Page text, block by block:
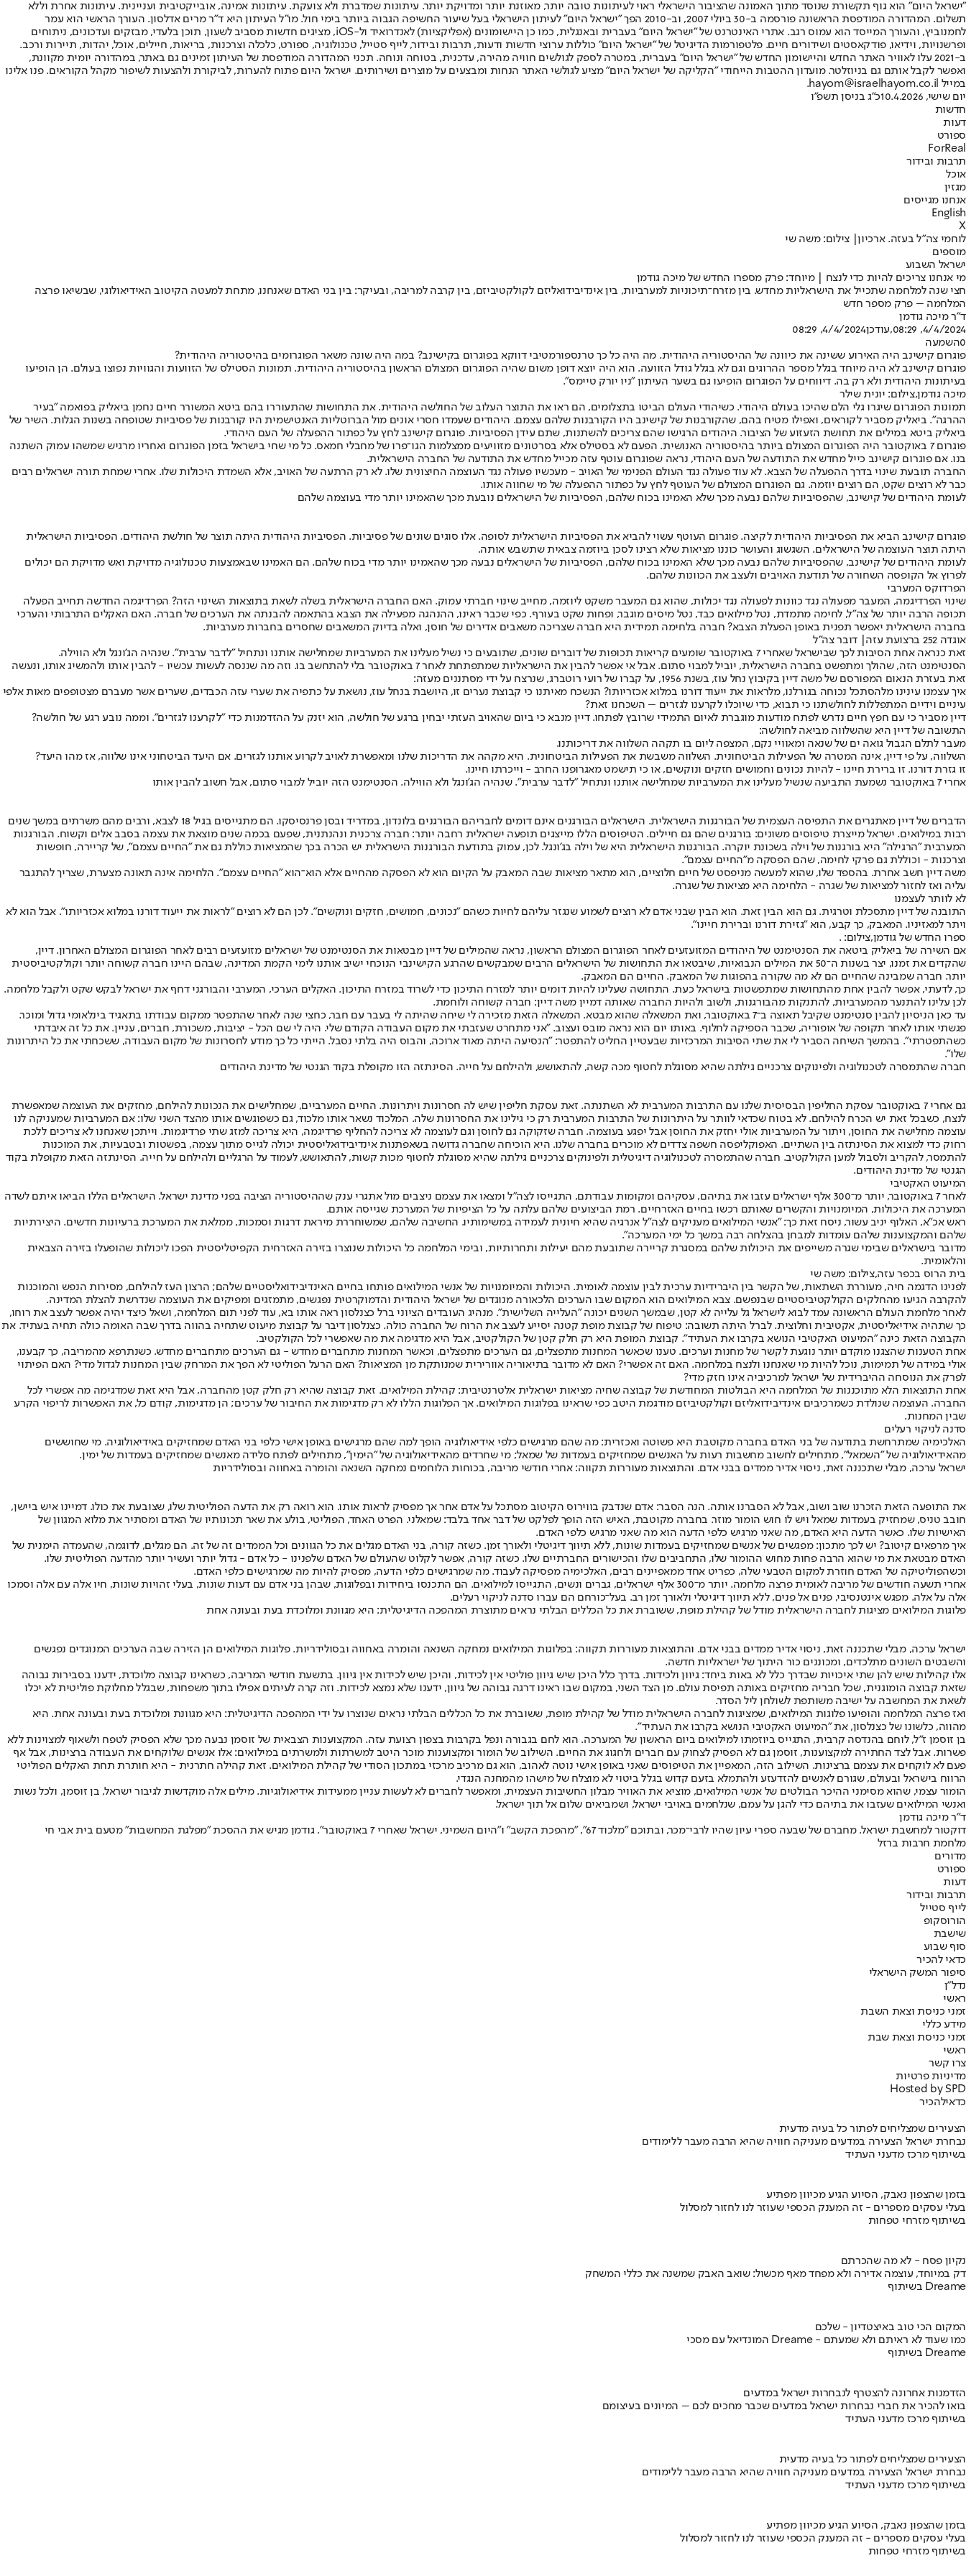
"ישראל היום" הוא גוף תקשורת שנוסד מתוך האמונה שהציבור הישראלי ראוי לעיתונות טובה יותר, מאוזנת יותר ומדויקת יותר. עיתונות שמדברת ולא צועקת. עיתונות אמינה, אובייקטיבית ועניינית. עיתונות אחרת וללא
תשלום. המהדורה המודפסת הראשונה פורסמה ב-30 ביולי 2007, וב-2010 הפך "ישראל היום" לעיתון הישראלי בעל שיעור החשיפה הגבוה ביותר בימי חול. מו"ל העיתון היא ד"ר מרים אדלסון. העורך הראשי הוא עמר
לחמנוביץ, והעורך המייסד הוא עמוס רגב. אתרי האינטרנט של "ישראל היום" בעברית ובאנגלית, כמו כן היישומונים (אפליקציות) לאנדרואיד ול-iOS, מציגים חדשות מסביב לשעון, תוכן בלעדי, מבזקים ועדכונים, ניתוחים
ופרשנויות, וידיאו, פודקאסטים ושידורים חיים. פלטפורמות הדיגיטל של "ישראל היום" כוללות ערוצי חדשות ודעות, תרבות ובידור, לייף סטייל, טכנולוגיה, ספורט, כלכלה וצרכנות, בריאות, חיילים, אוכל, יהדות, תיירות ורכב.
ב-2021 עלו לאוויר האתר החדש והיישומון החדש של "ישראל היום" בעברית, במטרה לספק לגולשים חוויה מהירה, עדכנית, בטוחה ונוחה. תכני המהדורה המודפסת של העיתון זמינים גם באתר, במהדורה יומית מקוונת,
ואפשר לקבל אותם גם בניוזלטר. מועדון ההטבות הייחודי "הקליקה של ישראל היום" מציע לגולשי האתר הנחות ומבצעים על מוצרים ושירותים. ישראל היום פתוח להערות, לביקורת ולהצעות לשיפור מקהל הקוראים. פנו אלינו
במייל hayom@israelhayom.co.il.
יום שישי, 10.4.2026
כ"ג בניסן תשפ"ו
חדשות
דעות
ספורט
ForReal
תרבות ובידור
אוכל
מגזין
אנחנו מגייסים
English
X
לוחמי צה"ל בעזה. ארכיון| צילום: משה שי
מוספים
ישראל השבוע
מי אנחנו צריכים להיות כדי לנצח | מיוחד: פרק מספרו החדש של מיכה גודמן
חצי שנה למלחמה שתכייל את הישראליות מחדש. בין מזרח־תיכוניות למערביות, בין אינדיבידואליזם לקולקטיביזם, בין קרבה למריבה, ובעיקר: בין בני האדם שאנחנו, מתחת למעטה הקיטוב האידיאולוגי, שבשיאו פרצה
המלחמה – פרק מספר חדש
ד"ר מיכה גודמן
4/4/2024, 08:29
,עודכן4/4/2024, 08:29
0השמעה
פוגרום קישינב היה האירוע ששינה את כיוונה של ההיסטוריה היהודית. מה היה כל כך טרנספורמטיבי דווקא בפוגרום בקישינב? במה היה שונה משאר הפוגרומים בהיסטוריה היהודית?
פוגרום קישינב לא היה מיוחד בגלל מספר ההרוגים וגם לא בגלל גודל הזוועה. הוא היה יוצא דופן משום שהיה הפוגרום המצולם הראשון בהיסטוריה היהודית. תמונות הסטילס של הזוועות והגוויות נפוצו בעולם. הן הופיעו
בעיתונות היהודית ולא רק בה. דיווחים על הפוגרום הופיעו גם בשער העיתון "ניו יורק טיימס".
מיכה גודמן,צילום: יונית שילר
תמונות הפוגרום שיגרו גלי הלם שהיכו בעולם היהודי. כשיהודי העולם הביטו בתצלומים, הם ראו את התוצר העלוב של החולשה היהודית. את התחושות שהתעוררו בהם ביטא המשורר חיים נחמן ביאליק בפואמה "בעיר
ההרגה". ביאליק מסביר לקוראים, ואפילו מטיח בהם, שהקורבנות של קישינב היו הקורבנות שלהם עצמם. היהודים שעמדו חסרי אונים מול הברוטליות האנטישמית היו קורבנות של פסיביות שטופחה בשנות הגלות. השיר של
ביאליק ביטא במילים את תחושת הזעזוע של הציבור. היהודים הרגישו שהם צריכים להשתנות, שתם עידן הפסיביות. פוגרום קישינב לחץ על כפתור ההפעלה של העם היהודי.
פוגרום 7 באוקטובר היה הפוגרום המצולם ביותר בהיסטוריה האנושית. הפעם לא בסטילס אלא בסרטונים מזוויעים ממצלמות הגו־פרו של מחבלי חמאס. כל מי שחי בישראל בזמן הפוגרום ואחריו מרגיש שמשהו עמוק השתנה
בנו. אם פוגרום קישינב כייל מחדש את התודעה של העם היהודי, נראה שפוגרום עוטף עזה מכייל מחדש את התודעה של החברה הישראלית.
החברה תובעת שינוי בדרך ההפעלה של הצבא. לא עוד פעולה נגד העולם הפנימי של האויב - מעכשיו פעולה נגד העוצמה החיצונית שלו. לא רק הרתעה של האויב, אלא השמדת היכולות שלו. אחרי שמחת תורה ישראלים רבים
כבר לא רוצים שקט, הם רוצים יוזמה. גם הפוגרום המצולם של העוטף לחץ על כפתור ההפעלה של מי שחווה אותו.
לעומת היהודים של קישינב, שהפסיביות שלהם נבעה מכך שלא האמינו בכוח שלהם, הפסיביות של הישראלים נובעת מכך שהאמינו יותר מדי בעוצמה שלהם
פוגרום קישינב הביא את הפסיביות היהודית לקיצה. פוגרום העוטף עשוי להביא את הפסיביות הישראלית לסופה. אלו סוגים שונים של פסיביות. הפסיביות היהודית היתה תוצר של חולשת היהודים. הפסיביות הישראלית
היתה תוצר העוצמה של הישראלים. השגשוג והעושר כוננו מציאות שלא רצינו לסכן ביוזמה צבאית שתשבש אותה.
לעומת היהודים של קישינב, שהפסיביות שלהם נבעה מכך שלא האמינו בכוח שלהם, הפסיביות של הישראלים נבעה מכך שהאמינו יותר מדי בכוח שלהם. הם האמינו שבאמצעות טכנולוגיה מדויקת ואש מדויקת הם יכולים
לפרוץ אל הקופסה השחורה של תודעת האויבים ולעצב את הכוונות שלהם.
הפרדוקס המערבי
שינוי הפרדיגמה, המעבר מפעולה נגד כוונות לפעולה נגד יכולות, שהוא גם המעבר משקט ליוזמה, מחייב שינוי חברתי עמוק. האם החברה הישראלית בשלה לשאת בתוצאות השינוי הזה? הפרדיגמה החדשה תחייב הפעלה
תכופה הרבה יותר של צה"ל, לחימה מתמדת, נטל מילואים כבד, נטל מיסים מוגבר, ופחות שקט בעורף. כפי שכבר ראינו, ההנהגה מפעילה את הצבא בהתאמה להבנתה את הערכים של חברה. האם האקלים התרבותי והערכי
בחברה הישראלית יאפשר תפנית באופן הפעלת הצבא? חברה בלחימה תמידית היא חברה שצריכה משאבים אדירים של חוסן, ואלה בדיוק המשאבים שחסרים בחברות מערביות.
אוגדה 252 ברצועת עזה| דובר צה"ל
זאת כנראה אחת הסיבות לכך שבישראל שאחרי 7 באוקטובר שומעים קריאות תכופות של דוברים שונים, שתובעים כי נשיל מעלינו את המערביות שמחלישה אותנו ונתחיל "לדבר ערבית". שנהיה הג'ונגל ולא הווילה.
הסנטימנט הזה, שהולך ומתפשט בחברה הישראלית, יוביל למבוי סתום. אבל אי אפשר להבין את הישראליות שמתפתחת לאחר 7 באוקטובר בלי להתחשב בו. וזה מה שננסה לעשות עכשיו - להבין אותו ולהמשיג אותו, ונעשה
זאת בעזרת הנאום המפורסם של משה דיין בקיבוץ נחל עוז, בשנת 1956, על קברו של רועי רוטברג, שנרצח על ידי מסתננים מעזה:
איך עצמנו עינינו מלהסתכל נכוחה בגורלנו, מלראות את ייעוד דורנו במלוא אכזריותו? הנשכח מאיתנו כי קבוצת נערים זו, היושבת בנחל עוז, נושאת על כתפיה את שערי עזה הכבדים, שערים אשר מעברם מצטופפים מאות אלפי
עיניים וידיים המתפללות לחולשתנו כי תבוא, כדי שיוכלו לקרענו לגזרים – השכחנו זאת?
דיין מסביר כי עם חפץ חיים נדרש לפתח מודעות מוגברת לאיום התמידי שרובץ לפתחו. דיין מנבא כי ביום שהאויב העזתי יבחין ברגע של חולשה, הוא יזנק על ההזדמנות כדי "לקרענו לגזרים". וממה נובע רגע של חולשה?
התשובה של דיין היא שהשלווה מביאה לחולשה:
מעבר לתלם הגבול גואה ים של שנאה ומאוויי נקם, המצפה ליום בו תקהה השלווה את דריכותנו.
השלווה, על פי דיין, אינה המטרה של הפעילות הביטחונית. השלווה משבשת את הפעילות הביטחונית. היא מקהה את הדריכות שלנו ומאפשרת לאויב לקרוע אותנו לגזרים. אם היעד הביטחוני אינו שלווה, אז מהו היעד?
זו גזרת דורנו. זו ברירת חיינו - להיות נכונים וחמושים חזקים ונוקשים, או כי תישמט מאגרופנו החרב - וייכרתו חיינו.
אחרי 7 באוקטובר נשמעת התביעה שנשיל מעלינו את המערביות שמחלישה אותנו ונתחיל "לדבר ערבית". שנהיה הג'ונגל ולא הווילה. הסנטימנט הזה יוביל למבוי סתום, אבל חשוב להבין אותו
הדברים של דיין מאתגרים את התפיסה העצמית של הבורגנות הישראלית. הישראלים הבורגנים אינם דומים לחבריהם הבורגנים בלונדון, במדריד ובסן פרנסיסקו. הם מתגייסים בגיל 18 לצבא, ורבים מהם משרתים במשך שנים
רבות במילואים. ישראל מייצרת טיפוסים משונים: בורגנים שהם גם חיילים. הטיפוסים הללו מייצגים תופעה ישראלית רחבה יותר: חברה צרכנית ונהנתנית, שפעם בכמה שנים מוצאת את עצמה בסבב אלים וקשוח. הבורגנות
המערבית "הרגילה" היא בורגנות של וילה בשכונת יוקרה. הבורגנות הישראלית היא של וילה בג'ונגל. לכן, עמוק בתודעת הבורגנות הישראלית יש הכרה בכך שהמציאות כוללת גם את "החיים עצמם", של קריירה, חופשות
וצרכנות - וכוללת גם פרקי לחימה, שהם הפסקה מ"החיים עצמם".
משה דיין חשב אחרת. בהספד שלו, שהוא למעשה מניפסט של חיים חלוציים, הוא מתאר מציאות שבה המאבק על הקיום הוא לא הפסקה מהחיים אלא הוא־הוא "החיים עצמם". הלחימה אינה תאונה מצערת, שצריך להתגבר
עליה ואז לחזור למציאות של שגרה - הלחימה היא מציאות של שגרה.
לא לוותר לעצמנו
התובנה של דיין מתסכלת וטרגית. גם הוא הבין זאת. הוא הבין שבני אדם לא רוצים לשמוע שנגזר עליהם לחיות כשהם "נכונים, חמושים, חזקים ונוקשים". לכן הם לא רוצים "לראות את ייעוד דורנו במלוא אכזריותו". אבל הוא לא
ויתר למאזיניו. המאבק, כך קבע, הוא "גזירת דורנו וברירת חיינו".
ספרו החדש של גודמן,צילום: .
אם השירה של ביאליק ביטאה את הסנטימנט של היהודים המזועזעים לאחר הפוגרום המצולם הראשון, נראה שהמילים של דיין מבטאות את הסנטימנט של ישראלים מזועזעים רבים לאחר הפוגרום המצולם האחרון. דיין,
שהקדים את זמנו, יצר בשנות ה־50 את המילים הנבואיות, שיבטאו את התחושות של הישראלים הרבים שמבקשים שהרגע הקישינבי הנוכחי ישיב אותנו לימי הקמת המדינה, שבהם היינו חברה קשוחה יותר וקולקטיביסטית
יותר. חברה שמבינה שהחיים הם לא מה שקורה בהפוגות של המאבק. החיים הם המאבק.
כך, לדעתי, אפשר להבין אחת מהתחושות שמתפשטות בישראל כעת. התחושה שעלינו להיות דומים יותר למזרח התיכון כדי לשרוד במזרח התיכון. האקלים הערכי, המערבי והבורגני דחף את ישראל לבקש שקט ולקבל מלחמה.
לכן עלינו להתנער מהמערביות, להתנקות מהבורגנות, ולשוב ולהיות החברה שאותה דמיין משה דיין: חברה קשוחה ולוחמת.
עד כאן הניסיון להבין סנטימנט שקיבל תאוצה ב־7 באוקטובר, ואת המשאלה שהוא מבטא. המשאלה הזאת מזכירה לי שיחה שהיתה לי בעבר עם חבר, כחצי שנה לאחר שהתפטר ממקום עבודתו בתאגיד בינלאומי גדול ומוכר.
פגשתי אותו לאחר תקופה של אופוריה, שכבר הספיקה לחלוף. באותו יום הוא נראה מובס ועצוב. "אני מתחרט שעזבתי את מקום העבודה הקודם שלי. היה לי שם הכל - יציבות, משכורת, חברים, עניין. את כל זה איבדתי
כשהתפטרתי". בהמשך השיחה הסביר לי את שתי הסיבות המרכזיות שבעטיין החליט להתפטר: "הנסיעה היתה מאוד ארוכה, והבוס היה בלתי נסבל. הייתי כל כך מודע לחסרונות של מקום העבודה, ששכחתי את כל היתרונות
שלו".
חברה שהתמסרה לטכנולוגיה ולפינוקים צרכניים גילתה שהיא מסוגלת לחטוף מכה קשה, להתאושש, ולהילחם על חייה. הסינתזה הזו מקופלת בקוד הגנטי של מדינת היהודים
גם אחרי 7 באוקטובר עסקת החליפין הבסיסית שלנו עם התרבות המערבית לא השתנתה. זאת עסקת חליפין שיש לה חסרונות ויתרונות. החיים המערביים, שמחלישים את הנכונות להילחם, מחזקים את העוצמה שמאפשרת
לנצח, כשבכל זאת יש הכרח להילחם. לא בטוח שכדאי לוותר על היתרונות של התרבות המערבית רק כי גילינו את החסרונות שלה. המלכוד נשאר אותו מלכוד, גם כשפוגשים אותו מהצד השני שלו: אם המערביות שמעניקה לנו
עוצמה מחלישה את החוסן, ויתור על המערביות אולי יחזק את החוסן אבל יפגע בעוצמה. חברה שזקוקה גם לחוסן וגם לעוצמה לא צריכה להחליף פרדיגמה, היא צריכה למזג שתי פרדיגמות. וייתכן שאנחנו לא צריכים ללכת
רחוק כדי למצוא את הסינתזה בין השתיים. האפוקליפסה חשפה צדדים לא מוכרים בחברה שלנו. היא הוכיחה שחברה גדושה בשאפתנות אינדיבידואליסטית יכולה לגייס מתוך עצמה, בפשטות ובטבעיות, את המוכנות
להתמסר, להקריב ולסבול למען הקולקטיב. חברה שהתמסרה לטכנולוגיה דיגיטלית ולפינוקים צרכניים גילתה שהיא מסוגלת לחטוף מכות קשות, להתאושש, לעמוד על הרגליים ולהילחם על חייה. הסינתזה הזאת מקופלת בקוד
הגנטי של מדינת היהודים.
המיעוט האקטיבי
לאחר 7 באוקטובר, יותר מ־300 אלף ישראלים עזבו את בתיהם, עסקיהם ומקומות עבודתם, התגייסו לצה"ל ומצאו את עצמם ניצבים מול אתגרי ענק שההיסטוריה הציבה בפני מדינת ישראל. הישראלים הללו הביאו איתם לשדה
המערכה את היכולות, המיומנויות והקשרים שאותם רכשו בחיים האזרחיים. רמת הביצועים שלהם עלתה על כל הציפיות של המערכת שגייסה אותם.
ראש אכ"א, האלוף יניב עשור, ניסח זאת כך: "אנשי המילואים מעניקים לצה"ל אנרגיה שהיא חיונית לעמידה במשימותיו. החשיבה שלהם, שמשוחררת מיראת דרגות וסמכות, ממלאת את המערכת ברעיונות חדשים. היצירתיות
שלהם והמקצוענות שלהם עומדות למבחן בהצלחה רבה במשך כל ימי המערכה".
מדובר בישראלים שבימי שגרה משייפים את היכולות שלהם במסגרת קריירה שתובעת מהם יעילות ותחרותיות, ובימי המלחמה כל היכולות שנוצרו בזירה האזרחית הקפיטליסטית הפכו ליכולות שהופעלו בזירה הצבאית
והלאומית.
בית הרוס בכפר עזה,צילום: משה שי
לפנינו הדגמה חיה, מעוררת השתאות, של הקשר בין היברידיות ערכית לבין עוצמה לאומית. היכולות והמיומנויות של אנשי המילואים פותחו בחיים האינדיבידואליסטיים שלהם; הרצון העז להילחם, מסירות הנפש והמוכנות
להקרבה הגיעו מהחלקים הקולקטיביסטיים שבנפשם. צבא המילואים הוא המקום שבו הערכים הלכאורה מנוגדים של ישראל היהודית והדמוקרטית נפגשים, מתמזגים ומפיקים את העוצמה שנדרשת להצלת המדינה.
לאחר מלחמת העולם הראשונה עמד לבוא לישראל גל עלייה לא קטן, שבמשך השנים יכונה "העלייה השלישית". מנהיג העובדים הציוני ברל כצנלסון ראה אותו בא, עוד לפני תום המלחמה, ושאל כיצד יהיה אפשר לעצב את רוחו,
כך שתהיה אידיאליסטית, אקטיבית וחלוצית. לברל היתה תשובה: טיפוח של קבוצת מופת קטנה יסייע לעצב את הרוח של החברה כולה. כצנלסון דיבר על קבוצת מיעוט שתחיה בהווה בדרך שבה האומה כולה תחיה בעתיד. את
הקבוצה הזאת כינה "המיעוט האקטיבי הנושא בקרבו את העתיד". קבוצת המופת היא רק חלק קטן של הקולקטיב, אבל היא מדגימה את מה שאפשרי לכל הקולקטיב.
אחת הטענות שהצגנו מוקדם יותר נוגעת לקשר של מחנות וערכים. טענו שכאשר המחנות מתפצלים, גם הערכים מתפצלים, וכאשר המחנות מתחברים מחדש - גם הערכים מתחברים מחדש. כשנתרפא מהמריבה, כך קבענו,
אולי במידה של תמימות, נוכל להיות מי שאנחנו ולנצח במלחמה. האם זה אפשרי? האם לא מדובר בתיאוריה אוורירית שמנותקת מן המציאות? האם הרעל הפוליטי לא הפך את המרחק שבין המחנות לגדול מדי? האם הפיתוי
לפרק את הנוסחה ההיברידית של ישראל למרכיביה אינו חזק מדי?
אחת התוצאות הלא מתוכננות של המלחמה היא הבולטות המחודשת של קבוצה שחיה מציאות ישראלית אלטרנטיבית: קהילת המילואים. זאת קבוצה שהיא רק חלק קטן מהחברה, אבל היא זאת שמדגימה מה אפשרי לכל
החברה. העוצמה שנולדת כשמרכיבים אינדיבידואליזם וקולקטיביזם מודגמת היטב כפי שראינו בפלוגות המילואים. אך הפלוגות הללו לא רק מדגימות את החיבור של ערכים; הן מדגימות, קודם כל, את האפשרות לריפוי הקרע
שבין המחנות.
סדנה לניקוי רעלים
האלכימיה שמתרחשת בתודעה של בני האדם בחברה מקוטבת היא פשוטה ואכזרית: מה שהם מרגישים כלפי אידיאולוגיה הופך למה שהם מרגישים באופן אישי כלפי בני האדם שמחזיקים באידיאולוגיה. מי שחוששים
מהאידיאולוגיה של "השמאל", מתחילים לחשוב מחשבות רעות על האנשים שמחזיקים בעמדות של שמאל; מי שחרדים מהאידיאולוגיה של "הימין", מתחילים לפתח סלידה מאנשים שמחזיקים בעמדות של ימין.
ישראל ערכה, מבלי שתכננה זאת, ניסוי אדיר ממדים בבני אדם. והתוצאות מעוררות תקווה: אחרי חודשי מריבה, בכוחות הלוחמים נמחקה השנאה והומרה באחווה ובסולידריות
את התופעה הזאת הזכרנו שוב ושוב, אבל לא הסברנו אותה. הנה הסבר: אדם שנדבק בווירוס הקיטוב מסתכל על אדם אחר אך מפסיק לראות אותו. הוא רואה רק את הדעה הפוליטית שלו, שצובעת את כולו. דמיינו איש ביישן,
חובב טניס, שמחזיק בעמדות שמאל ויש לו חוש הומור מוזר. בחברה מקוטבת, האיש הזה הופך לפלקט של דבר אחד בלבד: שמאלני. הפרט האחד, הפוליטי, בולע את שאר תכונותיו של האדם ומסתיר את מלוא המגוון של
האישיות שלו. כאשר הדעה היא האדם, מה שאני מרגיש כלפי הדעה הוא מה שאני מרגיש כלפי האדם.
איך מרפאים קיטוב? יש לכך מתכון: מפגשים של אנשים שמחזיקים בעמדות שונות, ללא תיווך דיגיטלי ולאורך זמן. כשזה קורה, בני האדם מגלים את כל הגוונים וכל הממדים זה של זה. הם מגלים, לדוגמה, שהעמדה הימנית של
האדם מבטאת את מי שהוא הרבה פחות מחוש ההומור שלו, התחביבים שלו והכישורים החברתיים שלו. כשזה קורה, אפשר לקלוט שהעולם של האדם שלפנינו - כל אדם - גדול יותר ועשיר יותר מהדעה הפוליטית שלו.
וכשהפוליטיקה של האדם חוזרת למקום הטבעי שלה, כפריט אחד ממאפיינים רבים, האלכימיה מפסיקה לעבוד. מה שמרגישים כלפי הדעה, מפסיק להיות מה שמרגישים כלפי האדם.
אחרי תשעה חודשים של מריבה לאומית פרצה מלחמה. יותר מ־300 אלף ישראלים, גברים ונשים, התגייסו למילואים. הם התכנסו ביחידות ובפלוגות, שבהן בני אדם עם דעות שונות, בעלי זהויות שונות, חיו אלה עם אלה וסמכו
אלה על אלה. מפגש אינטנסיבי, פנים אל פנים, ללא תיווך דיגיטלי ולאורך זמן רב. בעל־כורחם הם עברו סדנה לניקוי רעלים.
פלוגות המילואים מציגות לחברה הישראלית מודל של קהילת מופת, ששוברת את כל הכללים הבלתי נראים מתוצרת המהפכה הדיגיטלית: היא מגוונת ומלוכדת בעת ובעונה אחת
ישראל ערכה, מבלי שתכננה זאת, ניסוי אדיר ממדים בבני אדם. והתוצאות מעוררות תקווה: בפלוגות המילואים נמחקה השנאה והומרה באחווה ובסולידריות. פלוגות המילואים הן הזירה שבה הערכים המנוגדים נפגשים
והשבטים השונים מתלכדים, ומכוננים כור היתוך של ישראליות חדשה.
אלו קהילות שיש להן שתי איכויות שבדרך כלל לא באות ביחד: גיוון ולכידות. בדרך כלל היכן שיש גיוון פוליטי אין לכידות, והיכן שיש לכידות אין גיוון. בתשעת חודשי המריבה, כשראינו קבוצה מלוכדת, ידענו בסבירות גבוהה
שזאת קבוצה הומוגנית, שכל חבריה מחזיקים באותה תפיסת עולם. מן הצד השני, במקום שבו ראינו דרגה גבוהה של גיוון, ידענו שלא נמצא לכידות. וזה קרה לעיתים אפילו בתוך משפחות, שבגלל מחלוקת פוליטית לא יכלו
לשאת את המחשבה על ישיבה משותפת לשולחן ליל הסדר.
ואז פרצה המלחמה והופיעו פלוגות המילואים, שמציגות לחברה הישראלית מודל של קהילת מופת, ששוברת את כל הכללים הבלתי נראים שנוצרו על ידי המהפכה הדיגיטלית: היא מגוונת ומלוכדת בעת ובעונה אחת. היא
מהווה, כלשונו של כצנלסון, את "המיעוט האקטיבי הנושא בקרבו את העתיד".
בן זוסמן ז"ל, לוחם בהנדסה קרבית, התגייס ביוזמתו למילואים ביום הראשון של המערכה. הוא לחם בגבורה ונפל בקרבות בצפון רצועת עזה. המקצוענות הצבאית של זוסמן נבעה מכך שלא הפסיק לטפח ולשאוף למצוינות ללא
פשרות. אבל לצד החתירה למקצוענות, זוסמן גם לא הפסיק לצחוק עם חברים ולחגוג את החיים. השילוב של הומור ומקצוענות מוכר היטב למשרתות ולמשרתים במילואים: אלו אנשים שלוקחים את העבודה ברצינות, אבל אף
פעם לא לוקחים את עצמם ברצינות. השילוב הזה, המאפיין את הטיפוסים שאני באופן אישי נוטה לאהוב, הוא גם מרכיב מרכזי במתכון הסודי של קהילת המילואים. זאת קהילה חתרנית - היא חותרת תחת האקלים הפוליטי
הרווח בישראל ובעולם, שגורם לאנשים להזדעזע ולהתמלא בזעם קדוש בגלל ביטוי לא מוצלח של מישהו מהמחנה הנגדי.
הומור עצמי, שהוא מסימני ההיכר הבולטים של אנשי המילואים, מוציא את האוויר מבלון החשיבות העצמית, ומאפשר לחברים לא לעשות עניין ממעידות אידיאולוגיות. מילים אלה מוקדשות לגיבור ישראל, בן זוסמן, ולכל נשות
ואנשי המילואים שעזבו את בתיהם כדי להגן על עמם, שנלחמים באויבי ישראל, ושמביאים שלום אל תוך ישראל.
ד"ר מיכה גודמן
דוקטור למחשבת ישראל. מחברם של שבעה ספרי עיון שהיו לרבי־מכר, ובתוכם "מלכוד 67", "מהפכת הקשב" ו"היום השמיני, ישראל שאחרי 7 באוקטובר". גודמן מגיש את ההסכת "מפלגת המחשבות" מטעם בית אבי חי
מלחמת חרבות ברזל
מדורים
ספורט
דעות
תרבות ובידור
לייף סטייל
הורוסקופ
שישבת
סוף שבוע
כדאי להכיר
סיפור המשק הישראלי
נדל"ן
ראשי
זמני כניסת וצאת השבת
מידע כללי
זמני כניסת וצאת שבת
ראשי
צרו קשר
מדיניות פרטיות
Hosted by SPD
כדאילהכיר
הצעירים שמצליחים לפתור כל בעיה מדעית
נבחרת ישראל הצעירה במדעים מעניקה חוויה שהיא הרבה מעבר ללימודים
בשיתוף מרכז מדעני העתיד
בזמן שהצפון נאבק, הסיוע הגיע מכיוון מפתיע
בעלי עסקים מספרים - זה המענק הכספי שעוזר לנו לחזור למסלול
בשיתוף מזרחי טפחות
נקיון פסח - לא מה שהכרתם
דק במיוחד, עוצמה אדירה ולא מפחד מאף מכשול: שואב האבק שמשנה את כללי המשחק
בשיתוף Dreame
המקום הכי טוב באיצטדיון - שלכם
המונדיאל עם מסכי Dreame - כמו שעוד לא ראיתם ולא שמעתם
בשיתוף Dreame
הזדמנות אחרונה להצטרף לנבחרות ישראל במדעים
בואו להכיר את חברי נבחרות ישראל במדעים שכבר מחכים לכם – המיונים בעיצומם
בשיתוף מרכז מדעני העתיד
הצעירים שמצליחים לפתור כל בעיה מדעית
נבחרת ישראל הצעירה במדעים מעניקה חוויה שהיא הרבה מעבר ללימודים
בשיתוף מרכז מדעני העתיד
בזמן שהצפון נאבק, הסיוע הגיע מכיוון מפתיע
בעלי עסקים מספרים - זה המענק הכספי שעוזר לנו לחזור למסלול
בשיתוף מזרחי טפחות